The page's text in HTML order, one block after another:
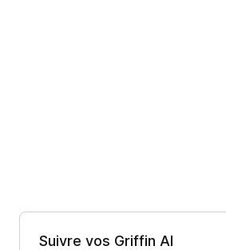
Suivre vos Griffin AI